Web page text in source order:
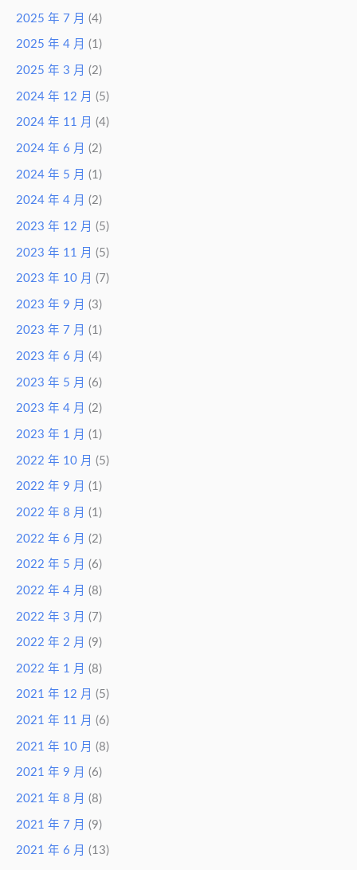
2025 年 7 月 (4)
2025 年 4 月 (1)
2025 年 3 月 (2)
2024 年 12 月 (5)
2024 年 11 月 (4)
2024 年 6 月 (2)
2024 年 5 月 (1)
2024 年 4 月 (2)
2023 年 12 月 (5)
2023 年 11 月 (5)
2023 年 10 月 (7)
2023 年 9 月 (3)
2023 年 7 月 (1)
2023 年 6 月 (4)
2023 年 5 月 (6)
2023 年 4 月 (2)
2023 年 1 月 (1)
2022 年 10 月 (5)
2022 年 9 月 (1)
2022 年 8 月 (1)
2022 年 6 月 (2)
2022 年 5 月 (6)
2022 年 4 月 (8)
2022 年 3 月 (7)
2022 年 2 月 (9)
2022 年 1 月 (8)
2021 年 12 月 (5)
2021 年 11 月 (6)
2021 年 10 月 (8)
2021 年 9 月 (6)
2021 年 8 月 (8)
2021 年 7 月 (9)
2021 年 6 月 (13)